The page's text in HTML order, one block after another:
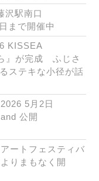
駅南口
まで開催中
KISSEA
』が完成 ふじさ
ステキな小径が話
5月2日
公開
ートフェスティバ
りまもなく開